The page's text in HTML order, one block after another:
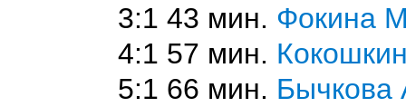
3:1 43 мин. Фокина
4:1 57 мин.
5:1 66 мин. Бычкова